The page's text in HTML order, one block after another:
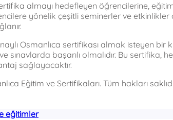
almayı hedefleyen öğrencilerine,
yönelik çeşitli seminerler ve
Osmanlıca sertifikası almak isteyen
sınavlarda başarılı olmalıdır. Bu
sağlayacaktır.
Eğitim ve Sertifikaları. Tüm hakları
eğitimler